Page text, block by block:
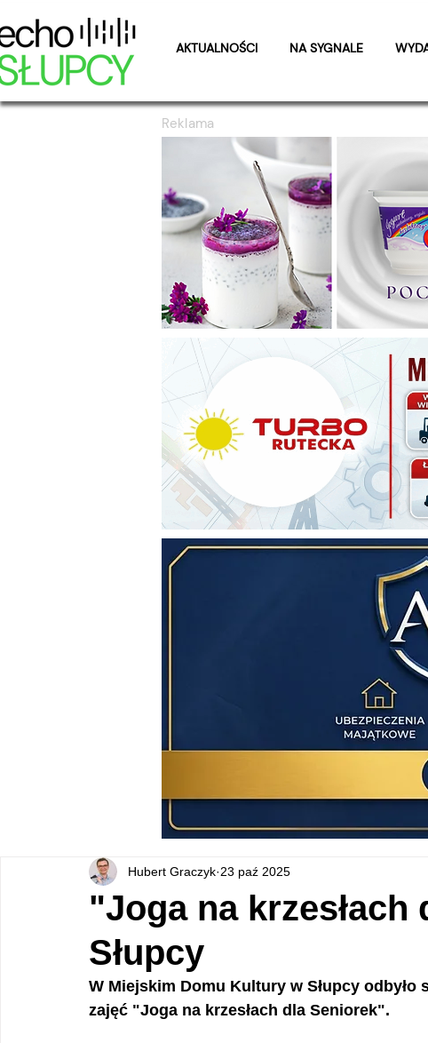
AKTUALNOŚCI NA SYGNALE
Reklama
"Joga na
Słupcy
Hubert Graczyk 23 paź 2025
W Miejskim Domu Kultury w Słupcy
zajęć "Joga na krzesłach dla Seniorek".